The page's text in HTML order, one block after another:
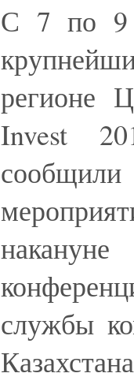
С 7 по 9
регионе
Invest
службы